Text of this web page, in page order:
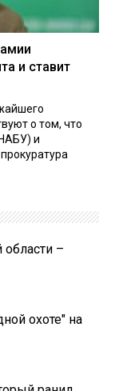
и ставит
о том, что
и
–
охоте" на